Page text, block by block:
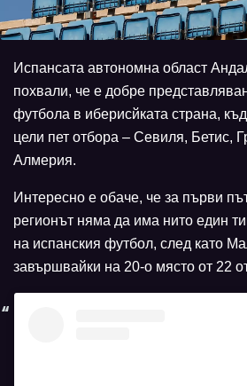
Испансата автономна област
похвали, че е добре
футбола в иберисйката страна,
цели пет отбора – Севиля, Бетис,
Алмерия.
Интересно е обаче, че за първи
регионът няма да има нито един
на испанския футбол, след като
завършвайки на 20-о място от 22